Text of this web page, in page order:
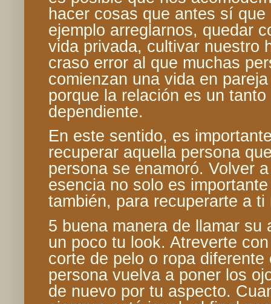
hacer cosas que antes sí
ejemplo arreglarnos, quedar
vida privada, cultivar nuestro
craso error al que muchas
comienzan una vida en
porque la relación es un
dependiente.
En este sentido, es
recuperar aquella persona
persona se enamoró. Volver
esencia no solo es
también, para recuperarte a ti
5 buena manera de llamar su
un poco tu look. Atreverte
corte de pelo o ropa
persona vuelva a poner los
de nuevo por tu aspecto.